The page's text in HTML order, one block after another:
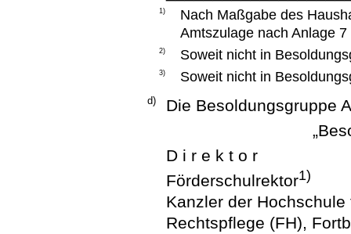
1)
Nach Maßgabe des
Amtszulage nach Anlage
2) Soweit nicht in
3) Soweit nicht in
d)
Die Besoldungsgruppe
D i r e k t o r
Förderschulrektor1)
Kanzler der
Rechtspflege (FH),